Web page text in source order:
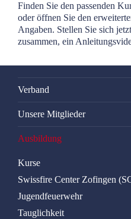
Finden Sie den passenden
oder öffnen Sie den
Angaben. Stellen Sie sich
zusammen, ein
Verband
Unsere Mitglieder
Ausbildung
Kurse
Swissfire Center Zofingen
Jugendfeuerwehr
Tauglichkeit